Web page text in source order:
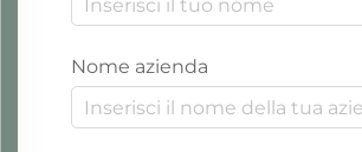
Nome azienda